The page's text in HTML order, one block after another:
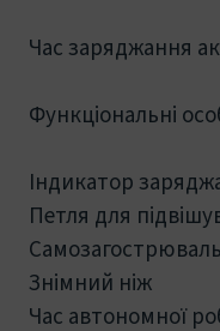
Час заряджання
Функціональні
Індикатор
Петля для
Знімний ніж
Час автономної